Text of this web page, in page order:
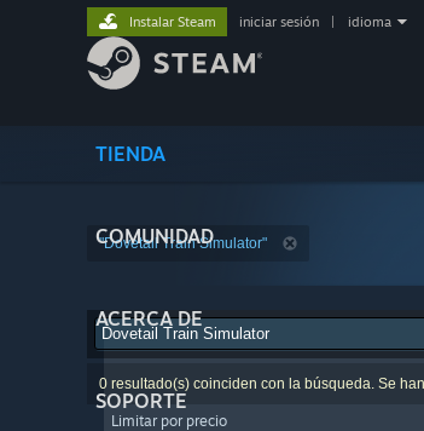
TIENDA
COMUNIDAD
ACERCA DE
SOPORTE
Instalar Steam iniciar sesión idioma
"Dovetail Train Simulator"
0 resultado(s) coinciden con la búsqueda. Se
Limitar por precio